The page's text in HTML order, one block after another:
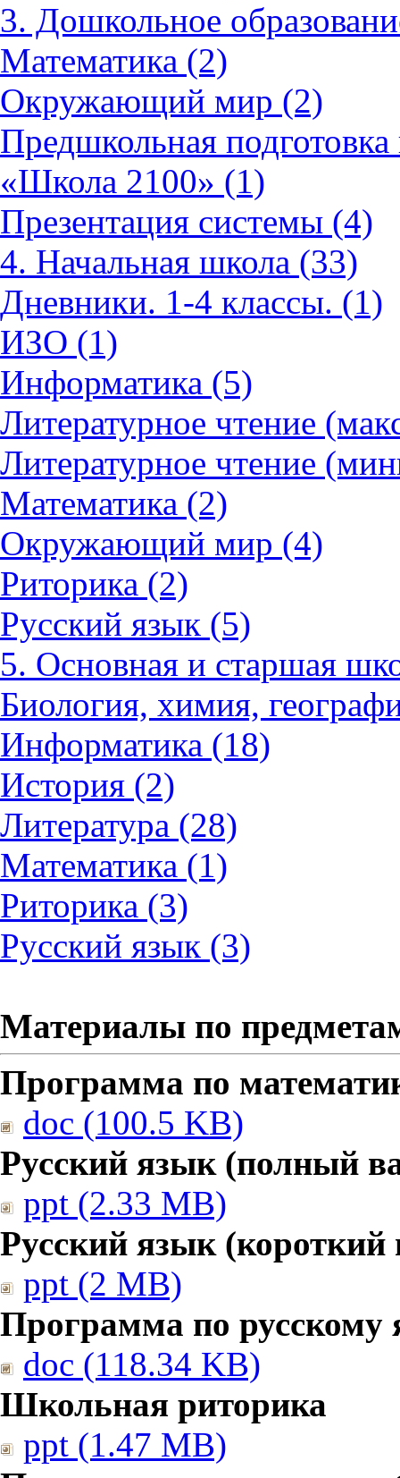
3. Дошкольное
Математика (2)
Окружающий мир (2)
Предшкольная
«Школа 2100» (1)
Презентация системы (4)
4. Начальная школа (33)
Дневники. 1-4 классы. (1)
ИЗО (1)
Информатика (5)
Литературное чтение
Литературное чтение
Математика (2)
Окружающий мир (4)
Риторика (2)
Русский язык (5)
5. Основная и старшая
Биология, химия,
Информатика (18)
История (2)
Литература (28)
Математика (1)
Риторика (3)
Русский язык (3)
Материалы по
Программа по
doc (100.5 KB)
Русский язык (полный
ppt (2.33 MB)
Русский язык (короткий
ppt (2 MB)
Программа по русскому
doc (118.34 KB)
Школьная риторика
ppt (1.47 MB)